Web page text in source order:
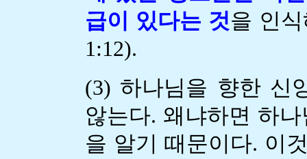
급이 있다는 것을 인
1:12).
(3) 하나님을 향한 신
않는다. 왜냐하면 하
을 알기 때문이다. 이